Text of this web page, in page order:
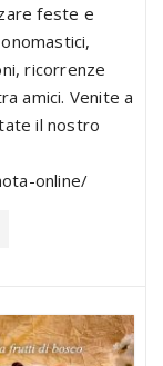
feste e
ricorrenze
amici. Venite a
il nostro
online/